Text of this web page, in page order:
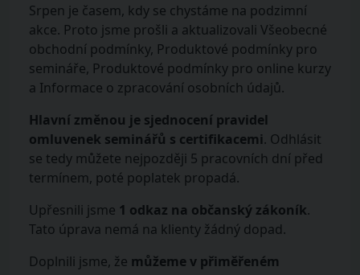
Srpen je časem, kdy se chystáme na podzimní
akce. Proto jsme prošli a aktualizovali Všeobecné
obchodní podmínky, Produktové podmínky pro
semináře, Produktové podmínky pro online kurzy
a Informace o zpracování osobních údajů.
Hlavní změnou je sjednocení pravidel
omluvenek seminářů s certifikacemi. Odhlásit
se tedy můžete nejpozději 5 pracovních dní před
termínem, poté poplatek propadá.
Upřesnili jsme 1 odkaz na občanský zákoník.
Tato úprava nemá na klienty žádný dopad.
Doplnili jsme, že můžeme v přiměřeném